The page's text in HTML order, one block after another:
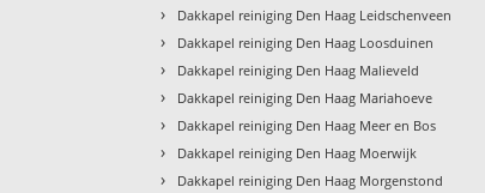
› Dakkapel reiniging Den Haag Leidschenveen
› Dakkapel reiniging Den Haag Loosduinen
› Dakkapel reiniging Den Haag Malieveld
› Dakkapel reiniging Den Haag Mariahoeve
› Dakkapel reiniging Den Haag Meer en Bos
› Dakkapel reiniging Den Haag Moerwijk
› Dakkapel reiniging Den Haag Morgenstond